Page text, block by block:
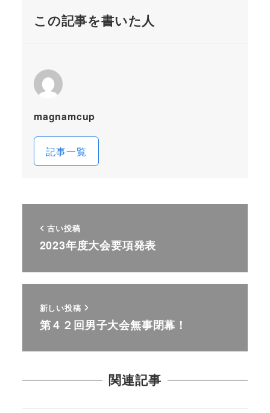
この記事を書いた人
magnamcup
記事一覧
古い投稿
2023年度大会要項発表
新しい投稿
第４２回男子大会無事閉幕！
関連記事